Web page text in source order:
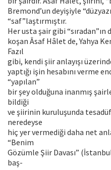
Bremond’un deyişiyle
“saf”laştırmıştır.
Her usta şair gibi
koşan Âsaf Hâlet de, Yahya
Fazıl
gibi, kendi şiir anlayışı
yaptığı işin hesabını verme
“yapılan”
bir şey olduğuna inanmış
bildiği
ve şiirinin kuruluşunda
neredeyse
hiç yer vermediği daha net
“Benim
Gözümle Şiir Davası”
baş-